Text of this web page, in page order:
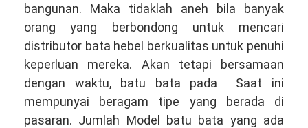
bangunan. Maka tidaklah aneh bila banyak
orang yang berbondong untuk mencari
distributor bata hebel berkualitas untuk penuhi
keperluan mereka. Akan tetapi bersamaan
dengan waktu, batu bata pada Saat ini
mempunyai beragam tipe yang berada di
pasaran. Jumlah Model batu bata yang ada